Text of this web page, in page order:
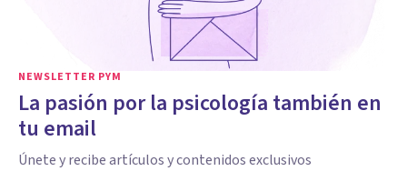
NEWSLETTER PYM
La pasión por la psicología también en
tu email
Únete y recibe artículos y contenidos exclusivos